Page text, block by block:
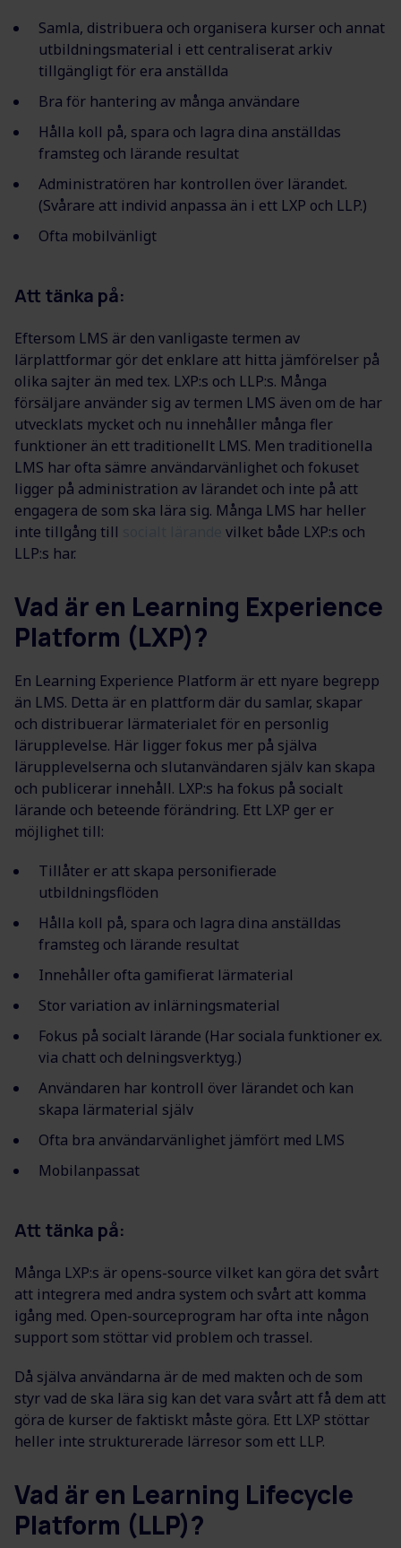
Samla, distribuera och organisera kurser och annat
utbildningsmaterial i ett centraliserat arkiv
tillgängligt för era anställda
Bra för hantering av många användare
Hålla koll på, spara och lagra dina anställdas
framsteg och lärande resultat
Administratören har kontrollen över lärandet.
(Svårare att individ anpassa än i ett LXP och LLP.)
Ofta mobilvänligt
Att tänka på:
Eftersom LMS är den vanligaste termen av
lärplattformar gör det enklare att hitta jämförelser på
olika sajter än med tex. LXP:s och LLP:s. Många
försäljare använder sig av termen LMS även om de har
utvecklats mycket och nu innehåller många fler
funktioner än ett traditionellt LMS. Men traditionella
LMS har ofta sämre användarvänlighet och fokuset
ligger på administration av lärandet och inte på att
engagera de som ska lära sig. Många LMS har heller
inte tillgång till
vilket både LXP:s och
LLP:s har.
Vad är en Learning Experience
Platform (LXP)?
En Learning Experience Platform är ett nyare begrepp
än LMS. Detta är en plattform där du samlar, skapar
och distribuerar lärmaterialet för en personlig
lärupplevelse. Här ligger fokus mer på själva
lärupplevelserna och slutanvändaren själv kan skapa
och publicerar innehåll. LXP:s ha fokus på socialt
lärande och beteende förändring. Ett LXP ger er
möjlighet till:
Tillåter er att skapa personifierade
utbildningsflöden
Hålla koll på, spara och lagra dina anställdas
framsteg och lärande resultat
Innehåller ofta gamifierat lärmaterial
Stor variation av inlärningsmaterial
Fokus på socialt lärande (Har sociala funktioner ex.
via chatt och delningsverktyg.)
Användaren har kontroll över lärandet och kan
skapa lärmaterial själv
Ofta bra användarvänlighet jämfört med LMS
Mobilanpassat
Att tänka på:
Många LXP:s är opens-source vilket kan göra det svårt
att integrera med andra system och svårt att komma
igång med. Open-sourceprogram har ofta inte någon
support som stöttar vid problem och trassel.
Då själva användarna är de med makten och de som
styr vad de ska lära sig kan det vara svårt att få dem att
göra de kurser de faktiskt måste göra. Ett LXP stöttar
heller inte strukturerade lärresor som ett LLP.
Vad är en Learning Lifecycle
Platform (LLP)?